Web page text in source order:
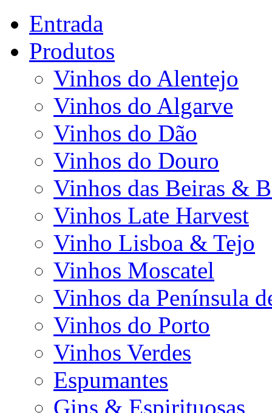
Entrada
Produtos
Vinhos do Alentejo
Vinhos do Algarve
Vinhos do Dão
Vinhos do Douro
Vinhos das Beiras &
Vinhos Late Harvest
Vinho Lisboa & Tejo
Vinhos Moscatel
Vinhos da Península
Vinhos do Porto
Vinhos Verdes
Espumantes
Gins & Espirituosas